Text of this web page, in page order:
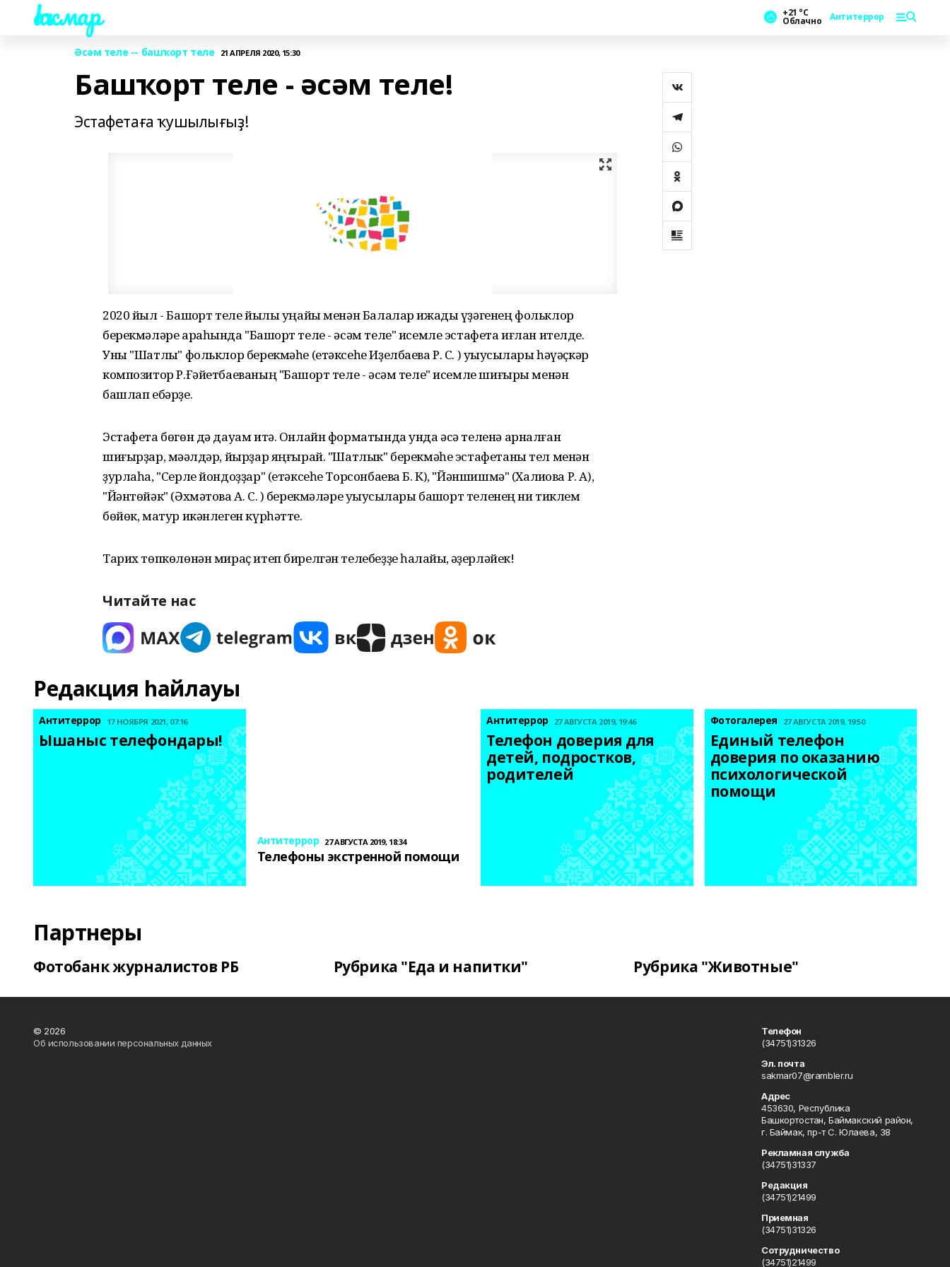
Һаҡмар +21 °С
Облачно Антитеррор
Әсәм теле -- башҡорт теле 21 АПРЕЛЯ 2020, 15:30
Башҡорт теле - әсәм теле!
Эстафетаға ҡушылығыҙ!
2020 йыл - Башҡорт теле йылы уңайы менән Балалар ижады үҙәгенең фольклор
берекмәләре араһында "Башҡорт теле - әсәм теле" исемле эстафета иғлан ителде.
Уны "Шатлыҡ" фольклор берекмәһе (етәксеһе Иҙелбаева Р. С. ) уҡыусылары һәүәҫкәр
композитор Р.Ғәйетбаеваның "Башҡорт теле - әсәм теле" исемле шиғыры менән
башлап ебәрҙе.
Эстафета бөгөн дә дауам итә. Онлайн форматында унда әсә теленә арналған
шиғырҙар, мәҡәлдәр, йырҙар яңғырай. "Шатлык" берекмәһе эстафетаны тел менән
ҙурлаһа, "Серле йондоҙҙар" (етәксеһе Торсонбаева Б. К), "Йәншишмә" (Халиҡова Р. А),
"Йәнтөйәк" (Әхмәтова А. С. ) берекмәләре уҡыусылары башҡорт теленең ни тиклем
бөйөк, матур икәнлеген күрһәтте.
Тарих төпкөлөнән мираҫ итеп бирелгән телебеҙҙе һаҡлайыҡ, ҡәҙерләйек!
Читайте нас
Редакция һайлауы
Антитеррор 17 НОЯБРЯ 2021, 07:16
Ышаныс телефондары!
Антитеррор 27 АВГУСТА 2019, 18:34
Телефоны экстренной помощи
Антитеррор 27 АВГУСТА 2019, 19:46
Телефон доверия для
детей, подростков,
родителей
Фотогалерея 27 АВГУСТА 2019, 19:50
Единый телефон
доверия по оказанию
психологической
помощи
Партнеры
Фотобанк журналистов РБ Рубрика "Еда и напитки" Рубрика "Животные"
© 2026
Об использовании персональных данных
Телефон
(34751)31326
Эл. почта
sakmar07@rambler.ru
Адрес
453630, Республика
Башкортостан, Баймакский район,
г. Баймак, пр-т С. Юлаева, 38
Рекламная служба
(34751)31337
Редакция
(34751)21499
Приемная
(34751)31326
Сотрудничество
(34751)21499